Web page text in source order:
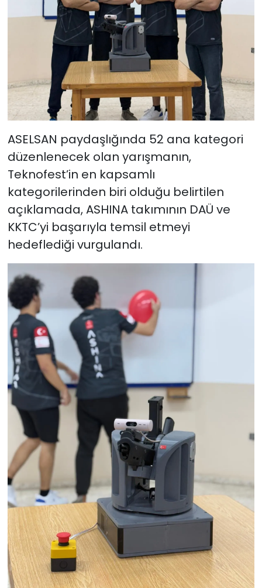
ASELSAN paydaşlığında 52 ana kategori
düzenlenecek olan yarışmanın,
Teknofest’in en kapsamlı
kategorilerinden biri olduğu belirtilen
açıklamada, ASHINA takımının DAÜ ve
KKTC’yi başarıyla temsil etmeyi
hedeflediği vurgulandı.